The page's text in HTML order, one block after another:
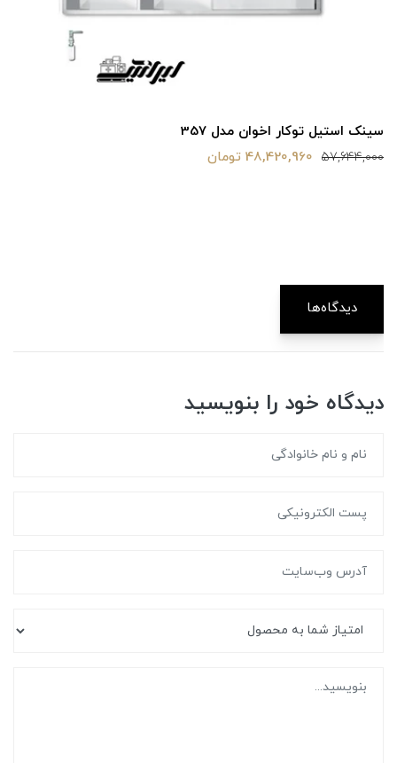
سینک استیل توکار اخوان مدل 357
57,644,000 48,420,960 تومان
دیدگاه‌ها
دیدگاه خود را بنویسید